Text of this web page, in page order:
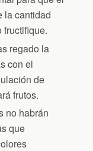
la cantidad
fructifique.
regado la
con el
de
frutos.
no habrán
que